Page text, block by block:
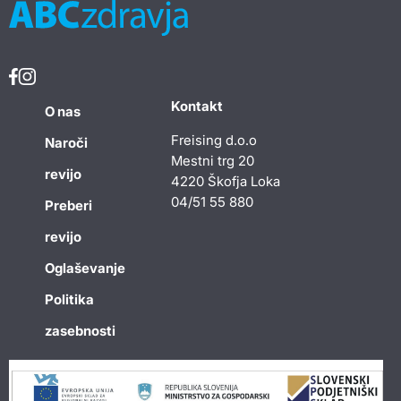
O nas
Naroči
revijo
Preberi
revijo
Oglaševanje
Politika
zasebnosti
Kontakt
Freising d.o.o
Mestni trg 20
4220 Škofja Loka
04/51 55 880